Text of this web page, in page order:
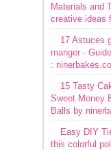
Materials and
creative ideas
17 Astuces
manger -
:
15 Tasty
Sweet Money
Balls by
Easy DIY
this colorful